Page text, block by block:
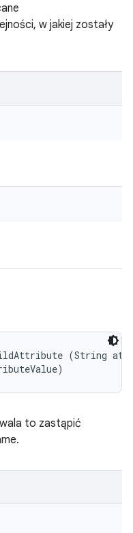
w jakiej zostały
(String
to zastąpić